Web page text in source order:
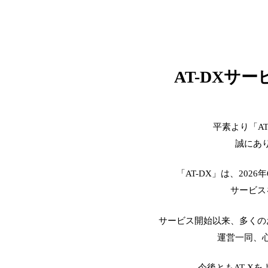
AT-DXサー
平素より「
誠にあ
「AT-DX」は、2026
サービ
サービス開始以来、多く
運営一同、